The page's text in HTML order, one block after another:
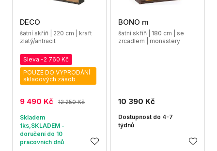
DECO
šatní skříň | 220 cm | kraft
zlatý/antracit
Sleva -2 760 Kč
POUZE DO VYPRODÁNÍ
skladových zásob
9 490 Kč 12 250 Kč
Skladem
1ks,SKLADEM -
doručení do 10
pracovních dnů
BONO m
šatní skříň | 180 cm | se
zrcadlem | monastery
10 390 Kč
Dostupnost do 4-7
týdnů